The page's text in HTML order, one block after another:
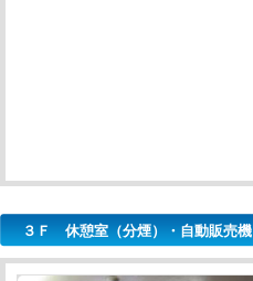
３Ｆ 休憩室（分煙）・自動販売機